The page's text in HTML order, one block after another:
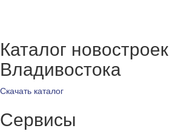
Каталог новостроек
Владивостока
Скачать каталог
Сервисы